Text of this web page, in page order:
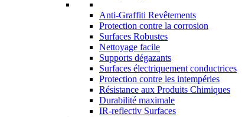
Anti-Graffiti Revêtements
Protection contre la corrosion
Surfaces Robustes
Nettoyage facile
Supports dégazants
Surfaces électriquement conductrices
Protection contre les intempéries
Résistance aux Produits Chimiques
Durabilité maximale
IR-reflectiv Surfaces